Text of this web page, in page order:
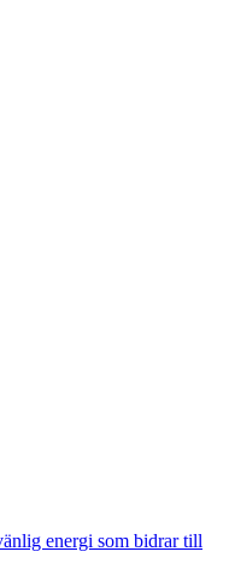
energi som bidrar till